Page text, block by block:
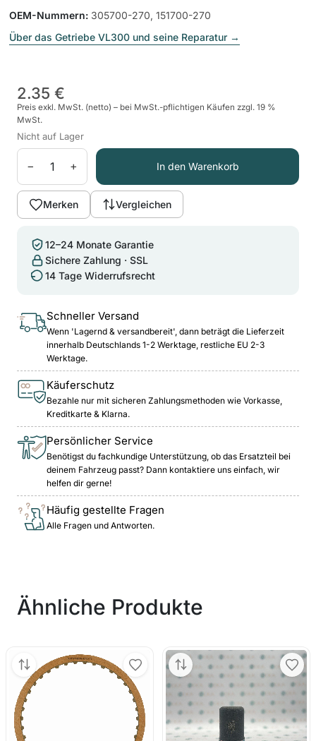
OEM-Nummern: 305700-270, 151700-270
Über das Getriebe VL300 und seine Reparatur →
2.35 €
Preis exkl. MwSt. (netto) – bei MwSt.-pflichtigen Käufen zzgl. 19 %
MwSt.
Nicht auf Lager
− + In den Warenkorb
Merken Vergleichen
12–24 Monate Garantie
Sichere Zahlung · SSL
14 Tage Widerrufsrecht
Schneller Versand
Wenn 'Lagernd & versandbereit', dann beträgt die Lieferzeit
innerhalb Deutschlands 1-2 Werktage, restliche EU 2-3
Werktage.
Käuferschutz
Bezahle nur mit sicheren Zahlungsmethoden wie Vorkasse,
Kreditkarte & Klarna.
Persönlicher Service
Benötigst du fachkundige Unterstützung, ob das Ersatzteil bei
deinem Fahrzeug passt? Dann kontaktiere uns einfach, wir
helfen dir gerne!
Häufig gestellte Fragen
Alle Fragen und Antworten.
Ähnliche Produkte